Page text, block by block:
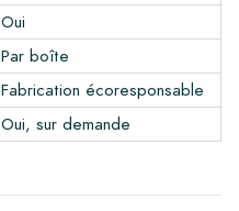
Oui
Par boîte
Fabrication écoresponsable
Oui, sur demande